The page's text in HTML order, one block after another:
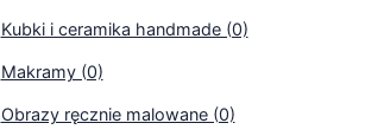
Kubki i ceramika handmade (0)
Makramy (0)
Obrazy ręcznie malowane (0)